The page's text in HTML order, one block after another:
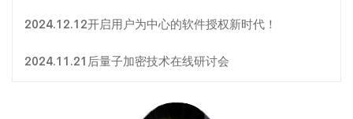
2024.12.12开启用户为中心的软件授权新时代！
2024.11.21后量子加密技术在线研讨会